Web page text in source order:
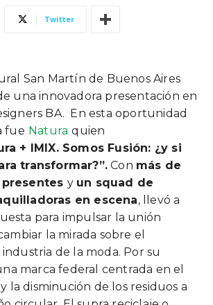
Twitter
San Martín de Buenos Aires
una innovadora presentación en
BA. En esta oportunidad
fue Natura quien
+ IMIX. Somos Fusión: ¿y si
transformar?”. Con más de
y un squad de
en escena, llevó a
para impulsar la unión
la mirada sobre el
de la moda. Por su
marca federal centrada en el
la disminución de los residuos a